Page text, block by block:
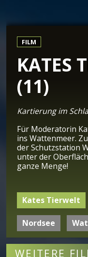
FILM
KATES
(11)
Kartierung im
Für Moderatorin
ins Wattenmeer.
der Schutzstation
unter der
ganze Menge!
Kates Tierwelt
Nordsee
WEITERE